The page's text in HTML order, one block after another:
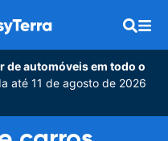
de automóveis em todo o
até 11 de agosto de 2026